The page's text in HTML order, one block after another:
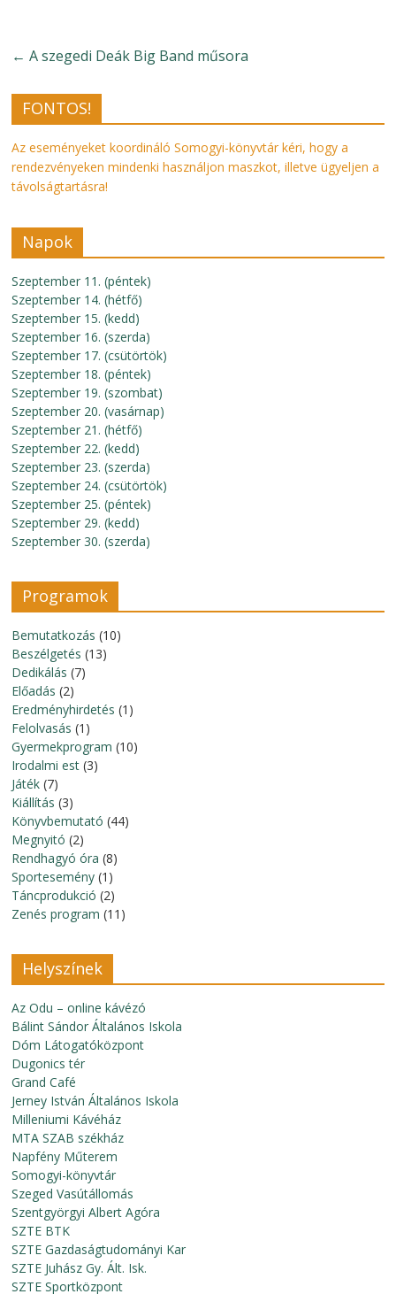
← A szegedi Deák Big Band műsora
FONTOS!
Az eseményeket koordináló Somogyi-könyvtár kéri, hogy a
rendezvényeken mindenki használjon maszkot, illetve ügyeljen a
távolságtartásra!
Napok
Szeptember 11. (péntek)
Szeptember 14. (hétfő)
Szeptember 15. (kedd)
Szeptember 16. (szerda)
Szeptember 17. (csütörtök)
Szeptember 18. (péntek)
Szeptember 19. (szombat)
Szeptember 20. (vasárnap)
Szeptember 21. (hétfő)
Szeptember 22. (kedd)
Szeptember 23. (szerda)
Szeptember 24. (csütörtök)
Szeptember 25. (péntek)
Szeptember 29. (kedd)
Szeptember 30. (szerda)
Programok
Bemutatkozás (10)
Beszélgetés (13)
Dedikálás (7)
Előadás (2)
Eredményhirdetés (1)
Felolvasás (1)
Gyermekprogram (10)
Irodalmi est (3)
Játék (7)
Kiállítás (3)
Könyvbemutató (44)
Megnyitó (2)
Rendhagyó óra (8)
Sportesemény (1)
Táncprodukció (2)
Zenés program (11)
Helyszínek
Az Odu – online kávézó
Bálint Sándor Általános Iskola
Dóm Látogatóközpont
Dugonics tér
Grand Café
Jerney István Általános Iskola
Milleniumi Kávéház
MTA SZAB székház
Napfény Műterem
Somogyi-könyvtár
Szeged Vasútállomás
Szentgyörgyi Albert Agóra
SZTE BTK
SZTE Gazdaságtudományi Kar
SZTE Juhász Gy. Ált. Isk.
SZTE Sportközpont